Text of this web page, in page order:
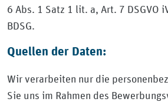
6 Abs. 1 Satz 1 lit. a, Art. 7 DSGVO
BDSG.
Quellen der Daten:
Wir verarbeiten nur die
Sie uns im Rahmen des